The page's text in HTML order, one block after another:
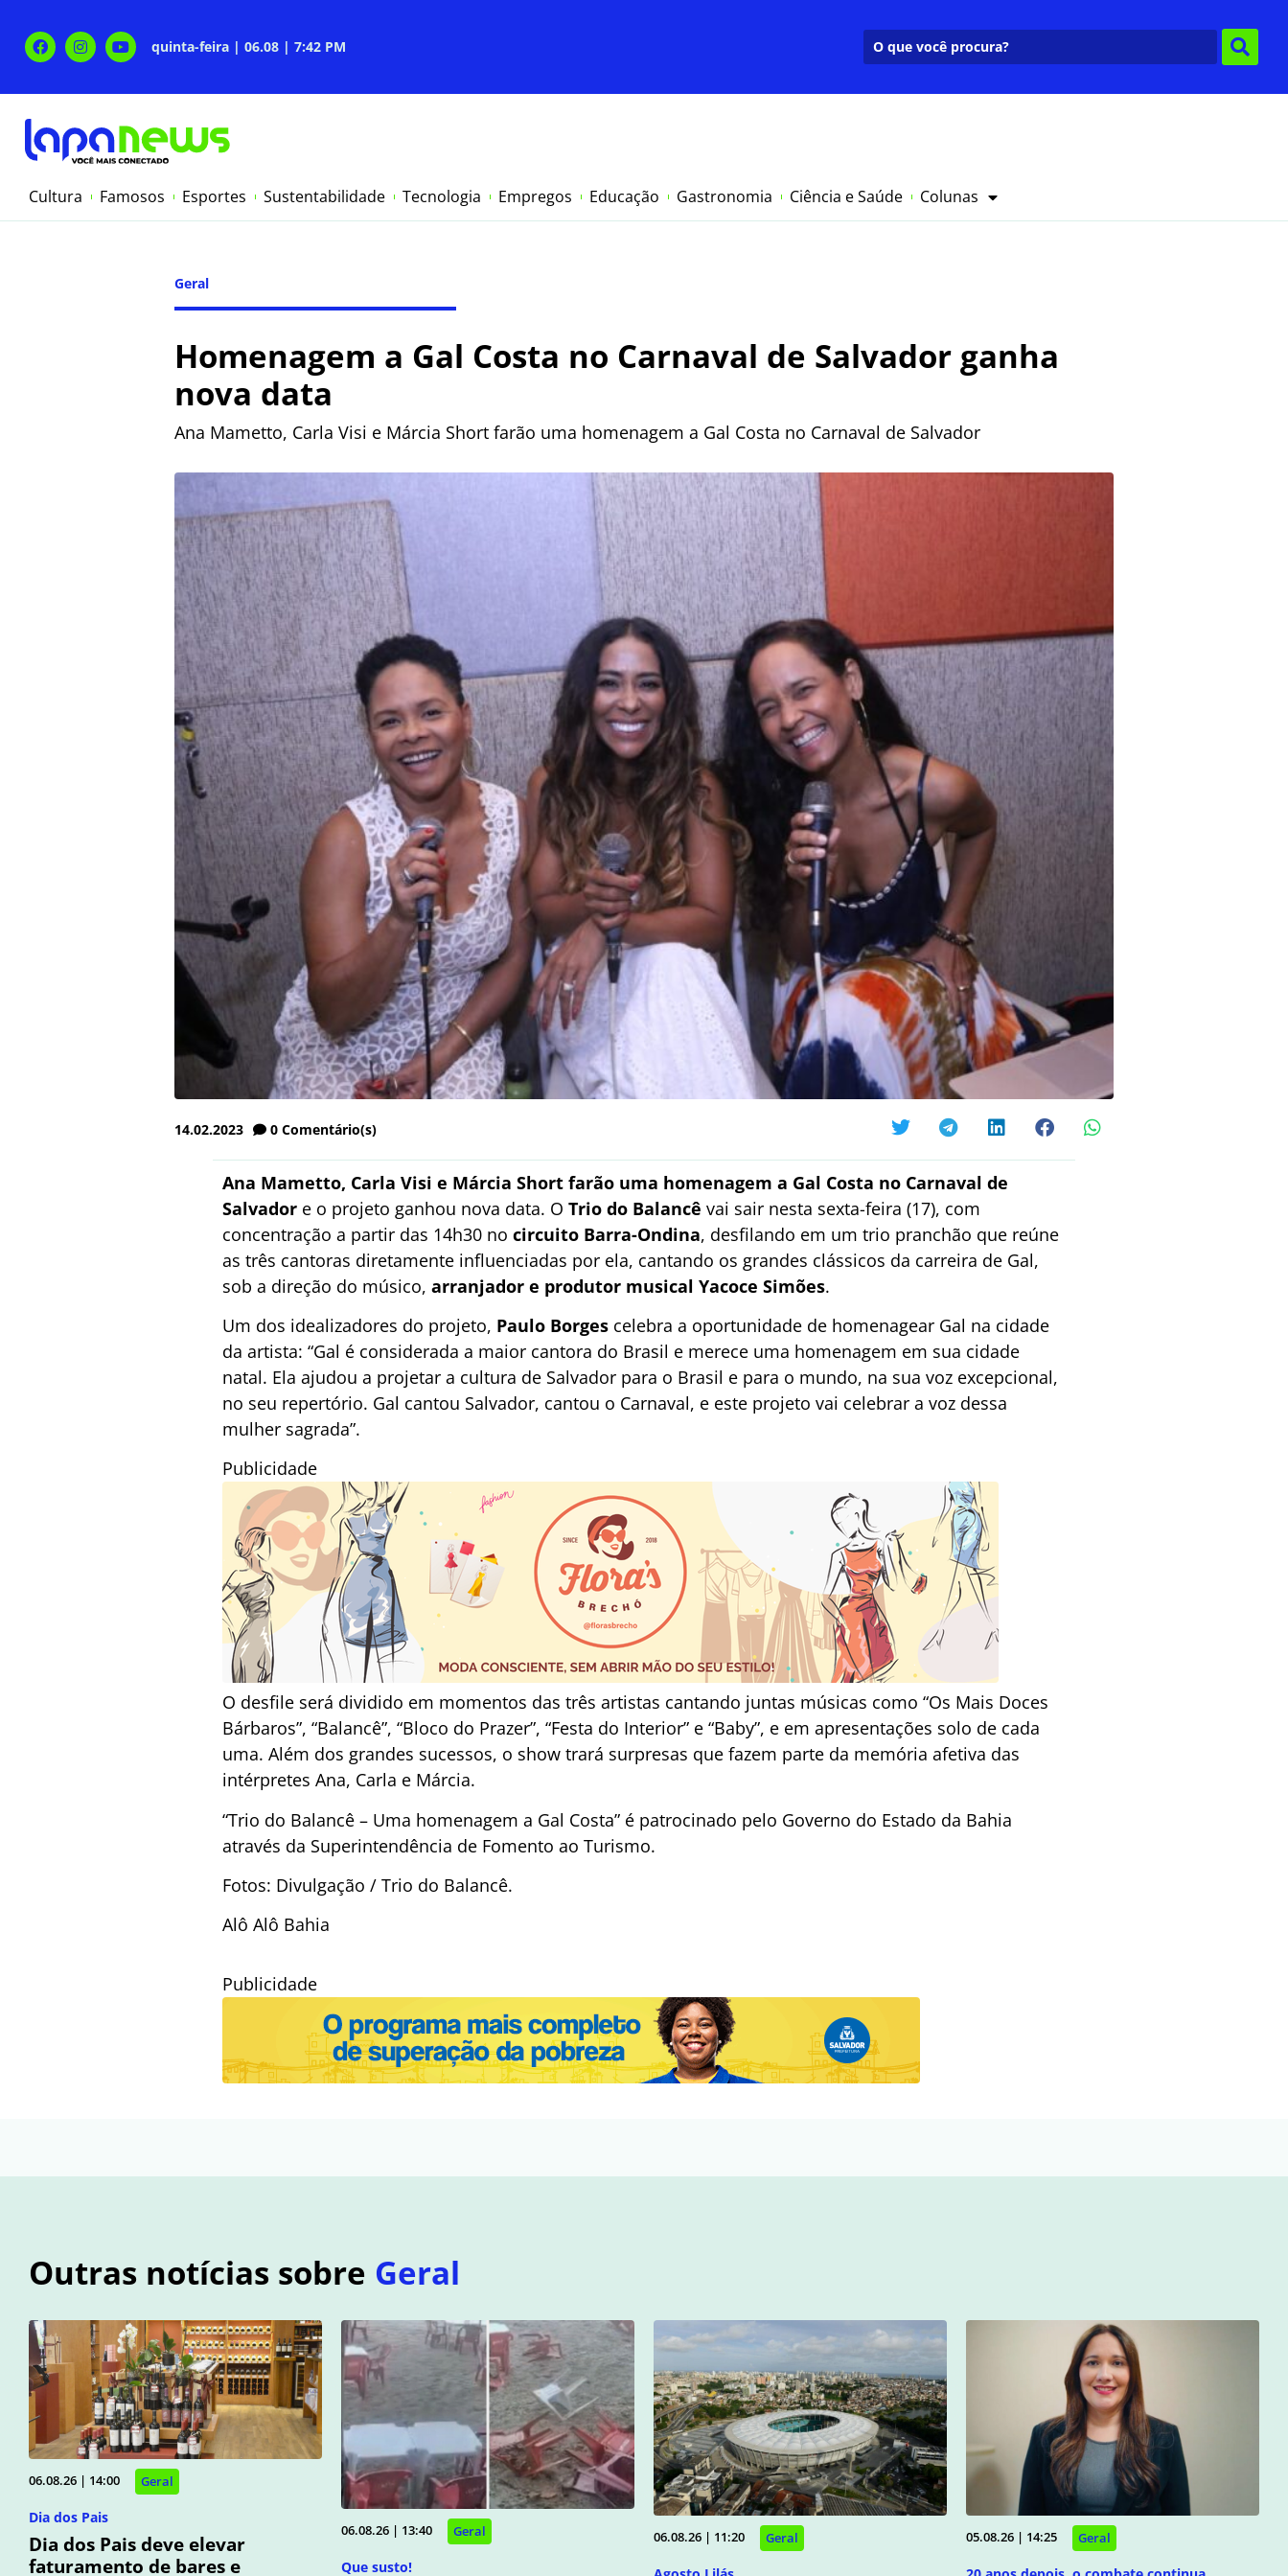
quinta-feira | 06.08 | 7:42 PM
Cultura Famosos Esportes Sustentabilidade Tecnologia Empregos Educação Gastronomia Ciência e Saúde Colunas
Geral
Homenagem a Gal Costa no Carnaval de Salvador ganha
nova data
Ana Mametto, Carla Visi e Márcia Short farão uma homenagem a Gal Costa no Carnaval de Salvador
14.02.2023 0 Comentário(s)
Ana Mametto, Carla Visi e Márcia Short farão uma homenagem a Gal Costa no Carnaval de
Salvador e o projeto ganhou nova data. O Trio do Balancê vai sair nesta sexta-feira (17), com
concentração a partir das 14h30 no circuito Barra-Ondina, desfilando em um trio pranchão que reúne
as três cantoras diretamente influenciadas por ela, cantando os grandes clássicos da carreira de Gal,
sob a direção do músico, arranjador e produtor musical Yacoce Simões.
Um dos idealizadores do projeto, Paulo Borges celebra a oportunidade de homenagear Gal na cidade
da artista: “Gal é considerada a maior cantora do Brasil e merece uma homenagem em sua cidade
natal. Ela ajudou a projetar a cultura de Salvador para o Brasil e para o mundo, na sua voz excepcional,
no seu repertório. Gal cantou Salvador, cantou o Carnaval, e este projeto vai celebrar a voz dessa
mulher sagrada”.
Publicidade
O desfile será dividido em momentos das três artistas cantando juntas músicas como “Os Mais Doces
Bárbaros”, “Balancê”, “Bloco do Prazer”, “Festa do Interior” e “Baby”, e em apresentações solo de cada
uma. Além dos grandes sucessos, o show trará surpresas que fazem parte da memória afetiva das
intérpretes Ana, Carla e Márcia.
“Trio do Balancê – Uma homenagem a Gal Costa” é patrocinado pelo Governo do Estado da Bahia
através da Superintendência de Fomento ao Turismo.
Fotos: Divulgação / Trio do Balancê.
Alô Alô Bahia
Publicidade
Outras notícias sobre Geral
06.08.26 | 14:00 Geral
Dia dos Pais
Dia dos Pais deve elevar
faturamento de bares e
06.08.26 | 13:40 Geral
Que susto!
06.08.26 | 11:20 Geral 05.08.26 | 14:25 Geral